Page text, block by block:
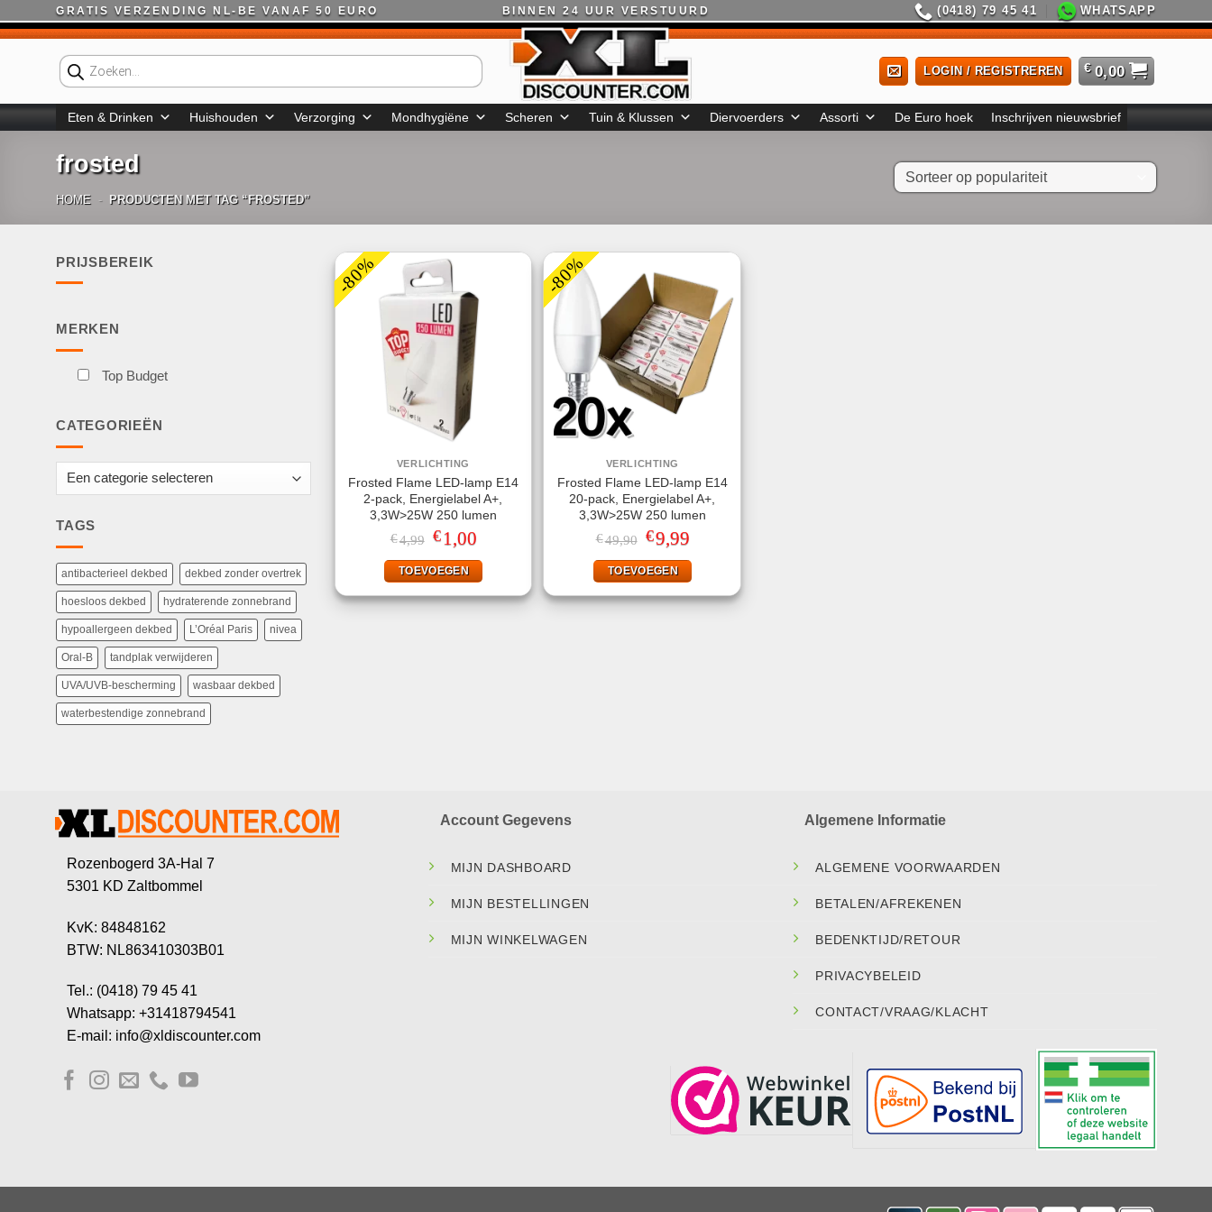
naar
GRATIS VERZENDING NL-BE VANAF 50 EURO BINNEN 24 UUR VERSTUURD (0418) 79 45 41 WHATSAPP
Producten
zoeken
LOGIN / REGISTREREN € 0,00
Eten & Drinken Huishouden Verzorging Mondhygiëne Scheren Tuin & Klussen Diervoerders Assorti De Euro hoek Inschrijven nieuwsbrief
frosted
HOME - PRODUCTEN MET TAG “FROSTED”
PRIJSBEREIK
MERKEN
Top Budget
CATEGORIEËN
TAGS
antibacterieel dekbed dekbed zonder overtrek
hoesloos dekbed hydraterende zonnebrand
hypoallergeen dekbed L’Oréal Paris nivea
Oral-B tandplak verwijderen
UVA/UVB-bescherming wasbaar dekbed
waterbestendige zonnebrand
-80%
VERLICHTING
Frosted Flame LED-lamp E14
2-pack, Energielabel A+,
3,3W>25W 250 lumen
€4,99 Oorspronkelijke
prijs
was:
€4,99.
€ 1,00Huidige
prijs
is:
€1,00.
TOEVOEGEN
-80%
VERLICHTING
Frosted Flame LED-lamp E14
20-pack, Energielabel A+,
3,3W>25W 250 lumen
€49,90 Oorspronkelijke
prijs
was:
€49,90.
€9,99Huidige
prijs
is:
€9,99.
TOEVOEGEN
Rozenbogerd 3A-Hal 7
5301 KD Zaltbommel
KvK: 84848162
BTW: NL863410303B01
Tel.: (0418) 79 45 41
Whatsapp: +31418794541
E-mail: info@xldiscounter.com
Account Gegevens
MIJN DASHBOARD
MIJN BESTELLINGEN
MIJN WINKELWAGEN
Algemene Informatie
ALGEMENE VOORWAARDEN
BETALEN/AFREKENEN
BEDENKTIJD/RETOUR
PRIVACYBELEID
CONTACT/VRAAG/KLACHT